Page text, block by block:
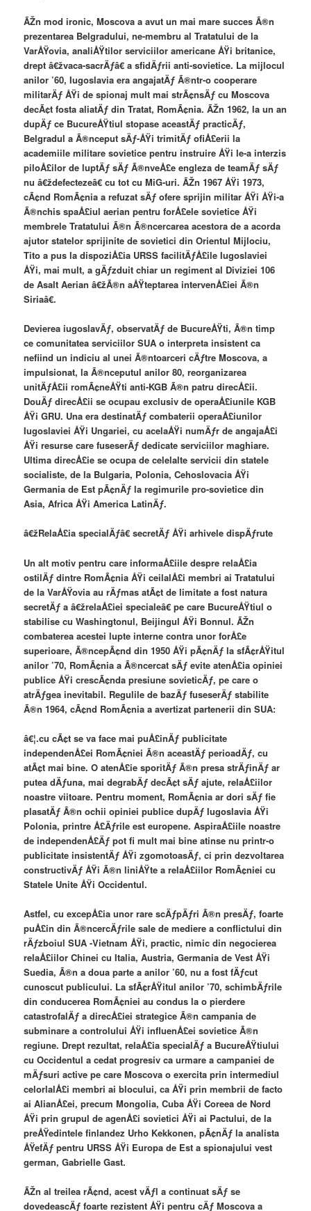
ÃŽn mod ironic, Moscova a avut un mai mare succes Ã®n
prezentarea Belgradului, ne-membru al Tratatului de la
VarÅŸovia, analiÅŸtilor serviciilor americane ÅŸi britanice,
drept â€žvaca-sacrÄƒâ€ a sfidÄƒrii anti-sovietice. La mijlocul
anilor ’60, Iugoslavia era angajatÄƒ Ã®ntr-o cooperare
militarÄƒ ÅŸi de spionaj mult mai strÃ¢nsÄƒ cu Moscova
decÃ¢t fosta aliatÄƒ din Tratat, RomÃ¢nia. ÃŽn 1962, la un an
dupÄƒ ce BucureÅŸtiul stopase aceastÄƒ practicÄƒ,
Belgradul a Ã®nceput sÄƒ-ÅŸi trimitÄƒ ofiÅ£erii la
academiile militare sovietice pentru instruire ÅŸi le-a interzis
piloÅ£ilor de luptÄƒ sÄƒ Ã®nveÅ£e engleza de teamÄƒ sÄƒ
nu â€ždefectezeâ€ cu tot cu MiG-uri. ÃŽn 1967 ÅŸi 1973,
cÃ¢nd RomÃ¢nia a refuzat sÄƒ ofere sprijin militar ÅŸi ÅŸi-a
Ã®nchis spaÅ£iul aerian pentru forÅ£ele sovietice ÅŸi
membrele Tratatului Ã®n Ã®ncercarea acestora de a acorda
ajutor statelor sprijinite de sovietici din Orientul Mijlociu,
Tito a pus la dispoziÅ£ia URSS facilitÄƒÅ£ile Iugoslaviei
ÅŸi, mai mult, a gÄƒzduit chiar un regiment al Diviziei 106
de Asalt Aerian â€žÃ®n aÅŸteptarea intervenÅ£iei Ã®n
Siriaâ€.
Devierea iugoslavÄƒ, observatÄƒ de BucureÅŸti, Ã®n timp
ce comunitatea serviciilor SUA o interpreta insistent ca
nefiind un indiciu al unei Ã®ntoarceri cÄƒtre Moscova, a
impulsionat, la Ã®nceputul anilor 80, reorganizarea
unitÄƒÅ£ii romÃ¢neÅŸti anti-KGB Ã®n patru direcÅ£ii.
DouÄƒ direcÅ£ii se ocupau exclusiv de operaÅ£iunile KGB
ÅŸi GRU. Una era destinatÄƒ combaterii operaÅ£iunilor
Iugoslaviei ÅŸi Ungariei, cu acelaÅŸi numÄƒr de angajaÅ£i
ÅŸi resurse care fuseserÄƒ dedicate serviciilor maghiare.
Ultima direcÅ£ie se ocupa de celelalte servicii din statele
socialiste, de la Bulgaria, Polonia, Cehoslovacia ÅŸi
Germania de Est pÃ¢nÄƒ la regimurile pro-sovietice din
Asia, Africa ÅŸi America LatinÄƒ.
â€žRelaÅ£ia specialÄƒâ€ secretÄƒ ÅŸi arhivele dispÄƒrute
Un alt motiv pentru care informaÅ£iile despre relaÅ£ia
ostilÄƒ dintre RomÃ¢nia ÅŸi ceilalÅ£i membri ai Tratatului
de la VarÅŸovia au rÄƒmas atÃ¢t de limitate a fost natura
secretÄƒ a â€žrelaÅ£iei specialeâ€ pe care BucureÅŸtiul o
stabilise cu Washingtonul, Beijingul ÅŸi Bonnul. ÃŽn
combaterea acestei lupte interne contra unor forÅ£e
superioare, Ã®ncepÃ¢nd din 1950 ÅŸi pÃ¢nÄƒ la sfÃ¢rÅŸitul
anilor ’70, RomÃ¢nia a Ã®ncercat sÄƒ evite atenÅ£ia opiniei
publice ÅŸi crescÃ¢nda presiune sovieticÄƒ, pe care o
atrÄƒgea inevitabil. Regulile de bazÄƒ fuseserÄƒ stabilite
Ã®n 1964, cÃ¢nd RomÃ¢nia a avertizat partenerii din SUA:
â€¦.cu cÃ¢t se va face mai puÅ£inÄƒ publicitate
independenÅ£ei RomÃ¢niei Ã®n aceastÄƒ perioadÄƒ, cu
atÃ¢t mai bine. O atenÅ£ie sporitÄƒ Ã®n presa strÄƒinÄƒ ar
putea dÄƒuna, mai degrabÄƒ decÃ¢t sÄƒ ajute, relaÅ£iilor
noastre viitoare. Pentru moment, RomÃ¢nia ar dori sÄƒ fie
plasatÄƒ Ã®n ochii opiniei publice dupÄƒ Iugoslavia ÅŸi
Polonia, printre Å£Äƒrile est europene. AspiraÅ£iile noastre
de independenÅ£Äƒ pot fi mult mai bine atinse nu printr-o
publicitate insistentÄƒ ÅŸi zgomotoasÄƒ, ci prin dezvoltarea
constructivÄƒ ÅŸi Ã®n liniÅŸte a relaÅ£iilor RomÃ¢niei cu
Statele Unite ÅŸi Occidentul.
Astfel, cu excepÅ£ia unor rare scÄƒpÄƒri Ã®n presÄƒ, foarte
puÅ£in din Ã®ncercÄƒrile sale de mediere a conflictului din
rÄƒzboiul SUA -Vietnam ÅŸi, practic, nimic din negocierea
relaÅ£iilor Chinei cu Italia, Austria, Germania de Vest ÅŸi
Suedia, Ã®n a doua parte a anilor ’60, nu a fost fÄƒcut
cunoscut publicului. La sfÃ¢rÅŸitul anilor ’70, schimbÄƒrile
din conducerea RomÃ¢niei au condus la o pierdere
catastrofalÄƒ a direcÅ£iei strategice Ã®n campania de
subminare a controlului ÅŸi influenÅ£ei sovietice Ã®n
regiune. Drept rezultat, relaÅ£ia specialÄƒ a BucureÅŸtiului
cu Occidentul a cedat progresiv ca urmare a campaniei de
mÄƒsuri active pe care Moscova o exercita prin intermediul
celorlalÅ£i membri ai blocului, ca ÅŸi prin membrii de facto
ai AlianÅ£ei, precum Mongolia, Cuba ÅŸi Coreea de Nord
ÅŸi prin grupul de agenÅ£i sovietici ÅŸi ai Pactului, de la
preÅŸedintele finlandez Urho Kekkonen, pÃ¢nÄƒ la analista
ÅŸefÄƒ pentru URSS ÅŸi Europa de Est a spionajului vest
german, Gabrielle Gast.
ÃŽn al treilea rÃ¢nd, acest vÄƒl a continuat sÄƒ se
dovedeascÄƒ foarte rezistent ÅŸi pentru cÄƒ Moscova a